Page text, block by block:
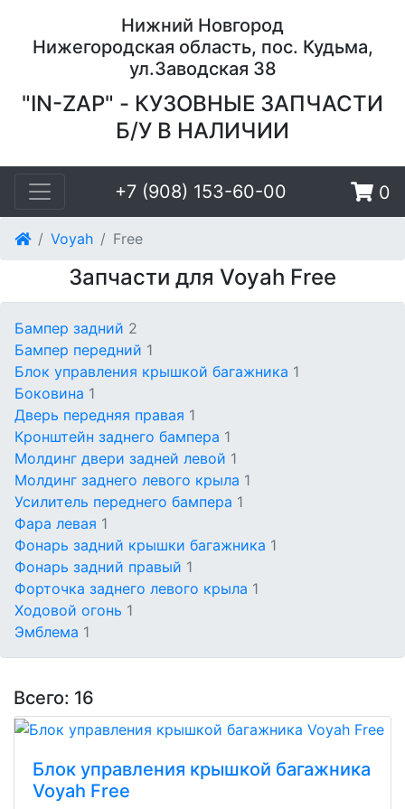
Нижний Новгород
Нижегородская область, пос. Кудьма,
ул.Заводская 38
"IN-ZAP" - КУЗОВНЫЕ ЗАПЧАСТИ
Б/У В НАЛИЧИИ
+7 (908) 153-60-00 0
Voyah Free
Запчасти для Voyah Free
Бампер задний 2
Бампер передний 1
Блок управления крышкой багажника 1
Боковина 1
Дверь передняя правая 1
Кронштейн заднего бампера 1
Молдинг двери задней левой 1
Молдинг заднего левого крыла 1
Усилитель переднего бампера 1
Фара левая 1
Фонарь задний крышки багажника 1
Фонарь задний правый 1
Форточка заднего левого крыла 1
Ходовой огонь 1
Эмблема 1
Всего: 16
Блок управления крышкой багажника
Voyah Free